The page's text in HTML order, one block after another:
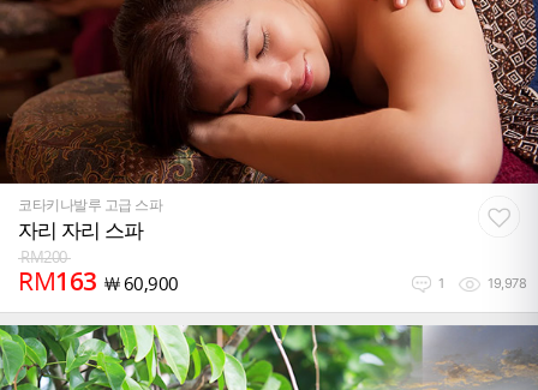
코타키나발루 고급 스파
자리 자리 스파
RM200
RM163 ￦60,900 1 19,978